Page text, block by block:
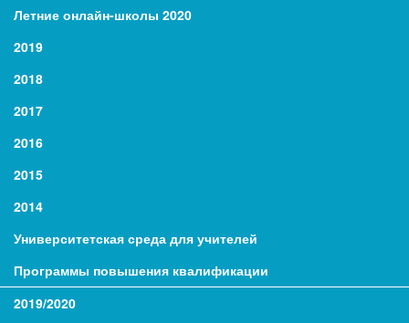
Летние онлайн-школы 2020
2019
2018
2017
2016
2015
2014
Университетская среда для учителей
Программы повышения квалификации
2019/2020